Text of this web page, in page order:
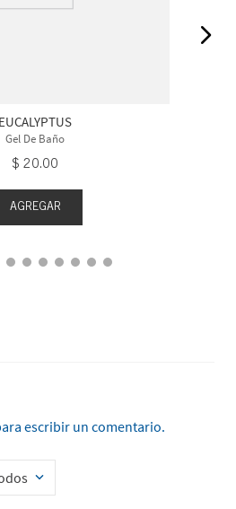
EUCALYPTUS
Gel De Baño
$ 20.00
AGREGAR
escribir un comentario.